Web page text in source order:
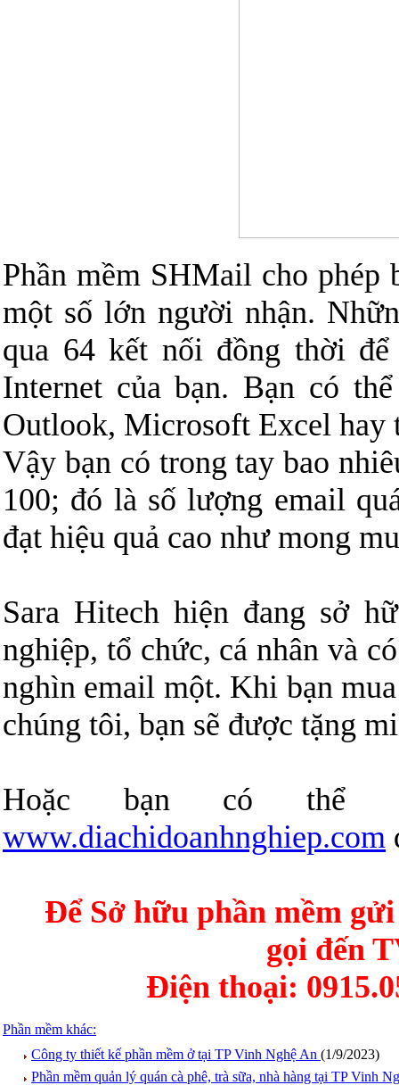
Phần mềm SHMail cho
một số lớn người nhận.
qua 64 kết nối đồng thời
Internet của bạn. Bạn có
Outlook, Microsoft Excel hay
Vậy bạn có trong tay bao
100; đó là số lượng email
đạt hiệu quả cao như mong
Sara Hitech hiện đang sở
nghiệp, tổ chức, cá nhân và
nghìn email một. Khi bạn
chúng tôi, bạn sẽ được tặng
Hoặc bạn có thể
www.diachidoanhnghiep.com
Để Sở hữu phần mềm
gọi đến
Điện thoại:
Phần mềm khác:
Công ty thiết kế phần mềm ở tại TP Vinh Nghệ An (1/9/2023)
Phần mềm quản lý quán cà phê, trà sữa, nhà hàng tại TP Vinh